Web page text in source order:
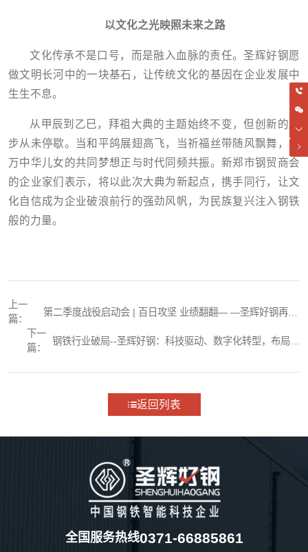
以文化之光映照未来之路
文化传承不是口号，而是融入血脉的责任。圣辉好钢愿
做文明长河中的一块基石，让传统文化的基因在企业发展中
生生不息。
从甲辰到乙巳，拜祖大典的主题始终不变，但创新的脚
步从未停歇。当和平鸽展翅高飞，当祈福丝带随风飘舞，亿
万中华儿女的共同梦想正与时代同频共振。新郑市钢贸商会
的企业家们表示，将以此次大典为新起点，携手同行，让文
化自信成为企业破浪前行的强劲风帆，为民族复兴注入钢铁
般的力量。
上一
篇：
第二季度战役启动会 | 百日攻坚 业绩翻翻— —圣辉好钢再启
下一
篇：
钢铁行业破局--圣辉好钢：科技驱动、数字化转型，布局全
返回列表
全国服务热线0371-66885861